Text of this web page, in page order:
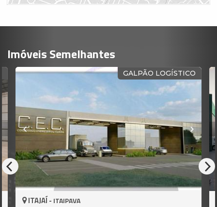
Imóveis Semelhantes
GALPÃO LOGÍSTICO
ITAJAÍ - ITAIPAVA